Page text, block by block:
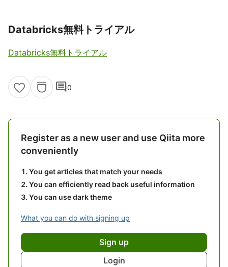
Databricks無料トライアル
Databricks無料トライアル
comment0
Register as a new user and use Qiita more
conveniently
You get articles that match your needs
You can efficiently read back useful information
You can use dark theme
What you can do with signing up
Sign up
Login